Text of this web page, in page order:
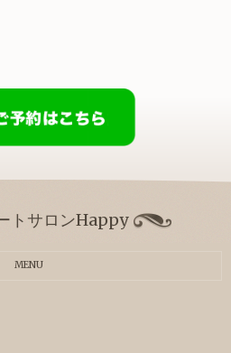
トサロンHappy
MENU